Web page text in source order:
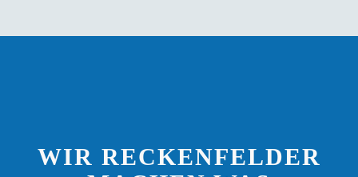
WIR RECKENFELDER